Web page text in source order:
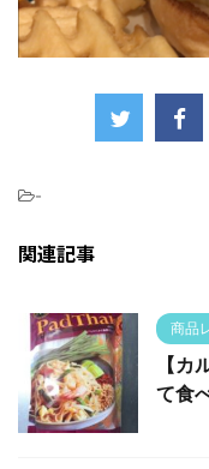
-
関連記事
商品
【
て食